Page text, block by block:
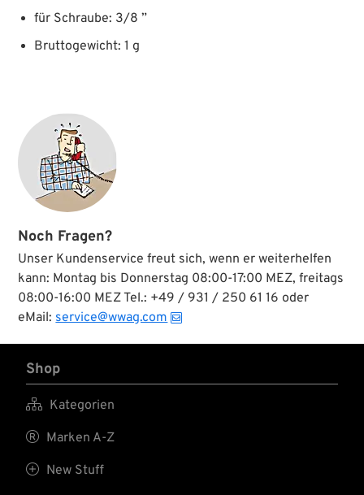
für Schraube: 3/8 ”
Bruttogewicht: 1 g
Noch Fragen?
Unser Kundenservice freut sich, wenn er weiterhelfen
kann: Montag bis Donnerstag 08:00-17:00 MEZ, freitags
08:00-16:00 MEZ Tel.: +49 / 931 / 250 61 16 oder
eMail: service@wwag.com
Shop
 Kategorien
 Marken A-Z
 New Stuff